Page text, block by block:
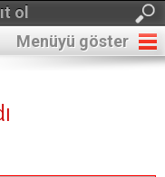
ol
Menüyü göster